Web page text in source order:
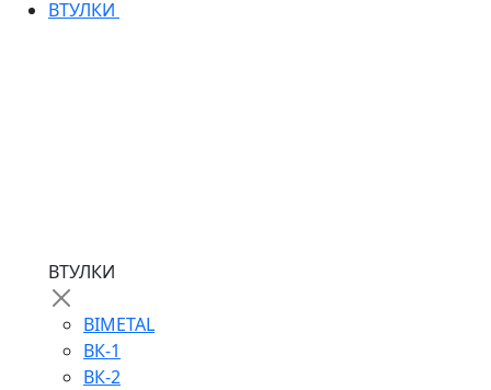
ВТУЛКИ
ВТУЛКИ
BIMETAL
ВК-1
ВК-2